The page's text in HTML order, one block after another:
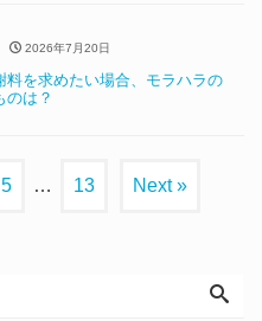
2026年7月20日
料を求めたい場合、モラハラの
のは？
5 … 13 Next »